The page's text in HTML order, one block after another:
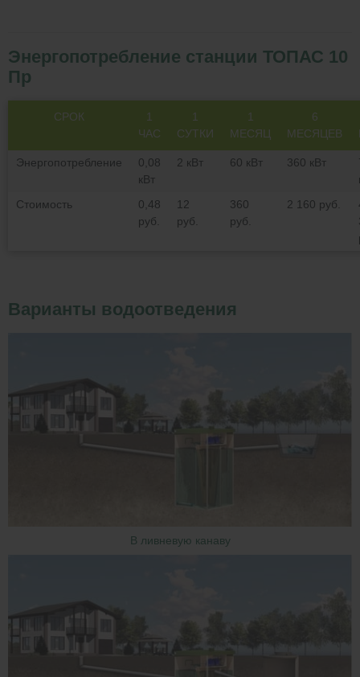
Энергопотребление станции ТОПАС 10
Пр
СРОК
1
ЧАС
1
СУТКИ
1
МЕСЯЦ
6
МЕСЯЦЕВ
Энергопотребление
0,08
кВт
2 кВт 60 кВт 360 кВт
Стоимость
0,48
руб.
12
руб.
360
руб.
2 160 руб.
Варианты водоотведения
В ливневую канаву